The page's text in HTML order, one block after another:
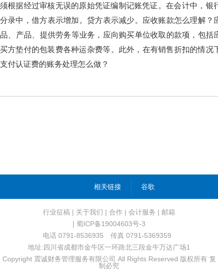
须根据经过审核无误的原始凭证编制记账凭证。在会计中，银
分录中，借方表示增加。贷方表示减少。应收账款怎么理解
品、产品、提供劳务等业务，应向购买单位收取的款项，
买方垫付的包装费各种运杂费等。此外，在有销售折扣的情况
支付认证费的账务处理怎么做？
相关链接 谷歌
行业征稿 | 关于我们 | 合作 | 会计服务 | 邮箱
| 蜀ICP备19004603号-3
电话 0791-8536935 传真 0791-5369359
地址:四川省成都市金牛区一环路北三段金牛万达广场1
Copyright 震诚财务管理服务有限公司 All Rights Reserved 版权所有 复
制必究